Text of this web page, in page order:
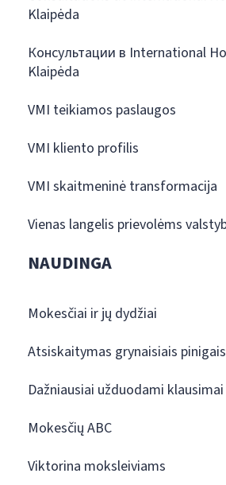
Klaipėda
Консультации в International
Klaipėda
VMI teikiamos paslaugos
VMI kliento profilis
VMI skaitmeninė transformacija
Vienas langelis prievolėms
NAUDINGA
Mokesčiai ir jų dydžiai
Atsiskaitymas grynaisiais pinigais
Dažniausiai užduodami klausimai
Mokesčių ABC
Viktorina moksleiviams